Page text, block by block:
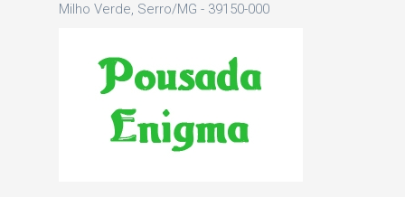
Milho Verde, Serro/MG - 39150-000